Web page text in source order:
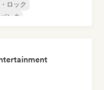
ロック
ンク